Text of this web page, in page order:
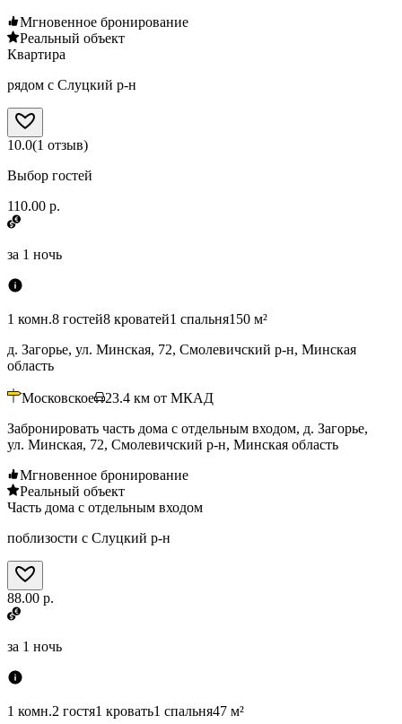
Мгновенное бронирование
Реальный объект
Квартира
рядом с Слуцкий р-н
10.0(1 отзыв)
Выбор гостей
110.00 р.
за 1 ночь
1 комн.8 гостей8 кроватей1 спальня150 м²
д. Загорье, ул. Минская, 72, Смолевичский р-н, Минская
область
Московское 23.4 км от МКАД
Забронировать часть дома с отдельным входом, д. Загорье,
ул. Минская, 72, Смолевичский р-н, Минская область
Мгновенное бронирование
Реальный объект
Часть дома с отдельным входом
поблизости с Слуцкий р-н
88.00 р.
за 1 ночь
1 комн.2 гостя1 кровать1 спальня47 м²